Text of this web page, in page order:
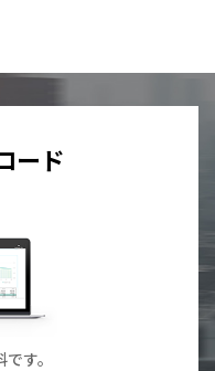
ード
す。